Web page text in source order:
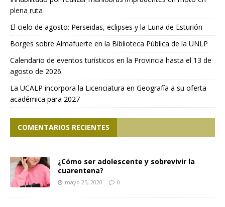
plena ruta
El cielo de agosto: Perseidas, eclipses y la Luna de Esturión
Borges sobre Almafuerte en la Biblioteca Pública de la UNLP
Calendario de eventos turísticos en la Provincia hasta el 13 de
agosto de 2026
La UCALP incorpora la Licenciatura en Geografía a su oferta
académica para 2027
COMENTARIOS RECIENTES
¿Cómo ser adolescente y sobrevivir la
cuarentena?
mayo 25, 2020 0